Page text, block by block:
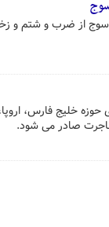
از ضرب و شتم و
صادر می شود.